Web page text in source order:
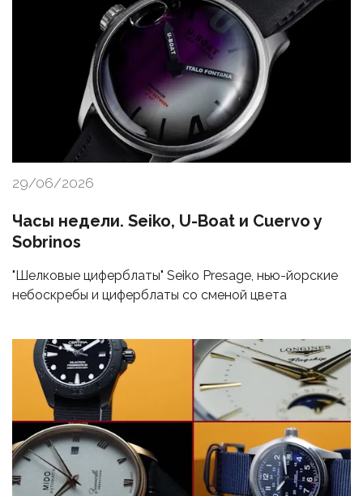
29/06/2026
Часы недели. Seiko, U-Boat и Cuervo y
Sobrinos
"Шелковые циферблаты" Seiko Presage, нью-йорские
небоскребы и циферблаты со сменой цвета